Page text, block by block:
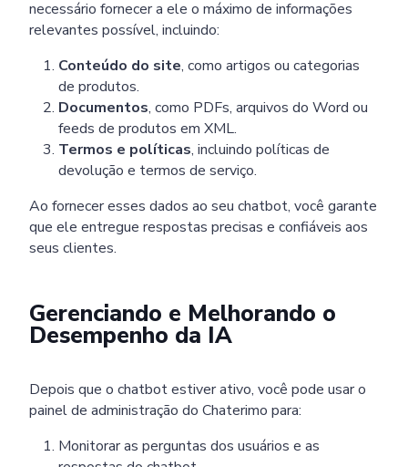
necessário fornecer a ele o máximo de informações
relevantes possível, incluindo:
Conteúdo do site, como artigos ou categorias
de produtos.
Documentos, como PDFs, arquivos do Word ou
feeds de produtos em XML.
Termos e políticas, incluindo políticas de
devolução e termos de serviço.
Ao fornecer esses dados ao seu chatbot, você garante
que ele entregue respostas precisas e confiáveis aos
seus clientes.
Gerenciando e Melhorando o
Desempenho da IA
Depois que o chatbot estiver ativo, você pode usar o
painel de administração do Chaterimo para:
Monitorar as perguntas dos usuários e as